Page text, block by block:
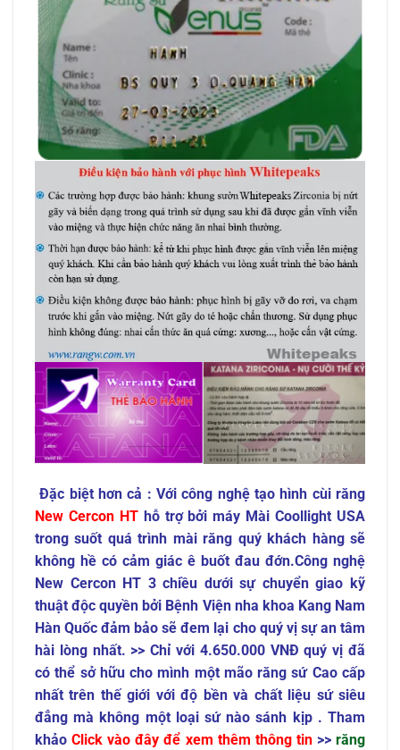
Đặc biệt hơn cả : Với công nghệ tạo hình cùi răng
New Cercon HThỗ trợ bởi máy Mài Coollight USA
trong suốt quá trình mài răng quý khách hàng sẽ
không hề có cảm giác ê buốt đau đớn.Công nghệ
New Cercon HT 3 chiều dưới sự chuyển giao kỹ
thuật độc quyền bởi Bệnh Viện nha khoa Kang Nam
Hàn Quốc đảm bảo sẽ đem lại cho quý vị sự an tâm
hài lòng nhất. >> Chỉ với 4.650.000 VNĐ quý vị đã
có thể sở hữu cho mình một mão răng sứ Cao cấp
nhất trên thế giới với độ bền và chất liệu sứ siêu
đẳng mà không một loại sứ nào sánh kịp . Tham
khảo Click vào đây để xem thêm thông tin>>răng